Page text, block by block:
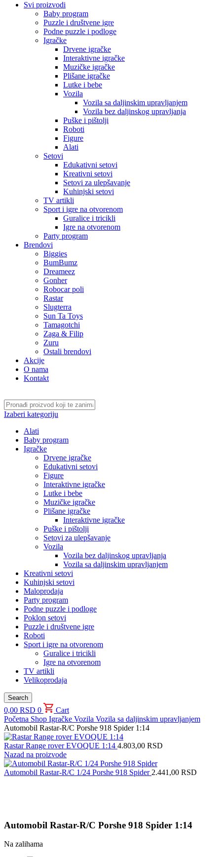
Svi proizvodi
Baby program
Puzzle i društvene igre
Podne puzzle i podloge
Igračke
Drvene igračke
Interaktivne igračke
Muzičke igračke
Plišane igračke
Lutke i bebe
Vozila
Vozila sa daljinskim upravljanjem
Vozila bez daljinskog upravljanja
Puške i pištolji
Roboti
Figure
Alati
Setovi
Edukativni setovi
Kreativni setovi
Setovi za ulepšavanje
Kuhinjski setovi
TV artikli
Sport i igre na otvorenom
Guralice i tricikli
Igre na otvorenom
Party program
Brendovi
Biggies
BumBumz
Dreameez
Gonher
Robocar poli
Rastar
Slugterra
Sun Ta Toys
Tamagotchi
Zaga & Filip
Zuru
Ostali brendovi
Akcije
O nama
Kontakt
Izaberi kategoriju
Alati
Baby program
Igračke
Drvene igračke
Edukativni setovi
Figure
Interaktivne igračke
Lutke i bebe
Muzičke igračke
Plišane igračke
Interaktivne igračke
Puške i pištolji
Setovi za ulepšavanje
Vozila
Vozila bez daljinskog upravljanja
Vozila sa daljinskim upravljanjem
Kreativni setovi
Kuhinjski setovi
Maloprodaja
Party program
Podne puzzle i podloge
Poklon setovi
Puzzle i društvene igre
Roboti
Sport i igre na otvorenom
Guralice i tricikli
Igre na otvorenom
TV artikli
Velikoprodaja
Search
0,00 RSD 0
Cart
Početna Shop Igračke Vozila Vozila sa daljinskim upravljanjem
Automobil Rastar-R/C Porshe 918 Spider 1:14
Rastar Range rover EVOQUE 1:14 4.803,00 RSD
Nazad na proizvode
Automobil Rastar-R/C 1/24 Porshe 918 Spider 2.441,00 RSD
Automobil Rastar-R/C Porshe 918 Spider 1:14
Na zalihama